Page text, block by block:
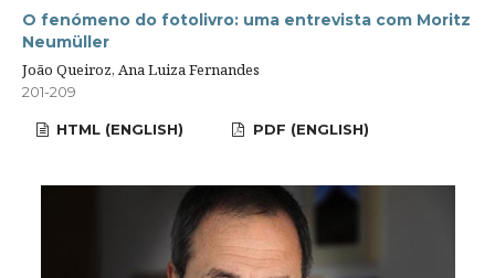
O fenómeno do fotolivro: uma entrevista com Moritz
Neumüller
João Queiroz, Ana Luiza Fernandes
201-209
HTML (ENGLISH) PDF (ENGLISH)